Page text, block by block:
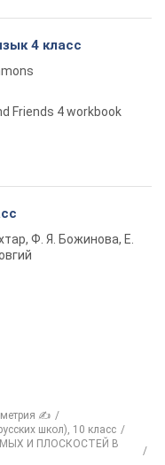
4 класс
Friends 4 workbook
Ф. Я. Божинова, Е.
✍
школ), 10 класс
И ПЛОСКОСТЕЙ В